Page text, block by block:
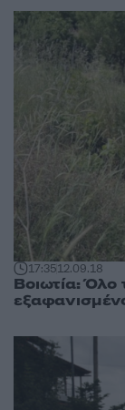
17:3512.09.18
Βοιωτία: Όλο